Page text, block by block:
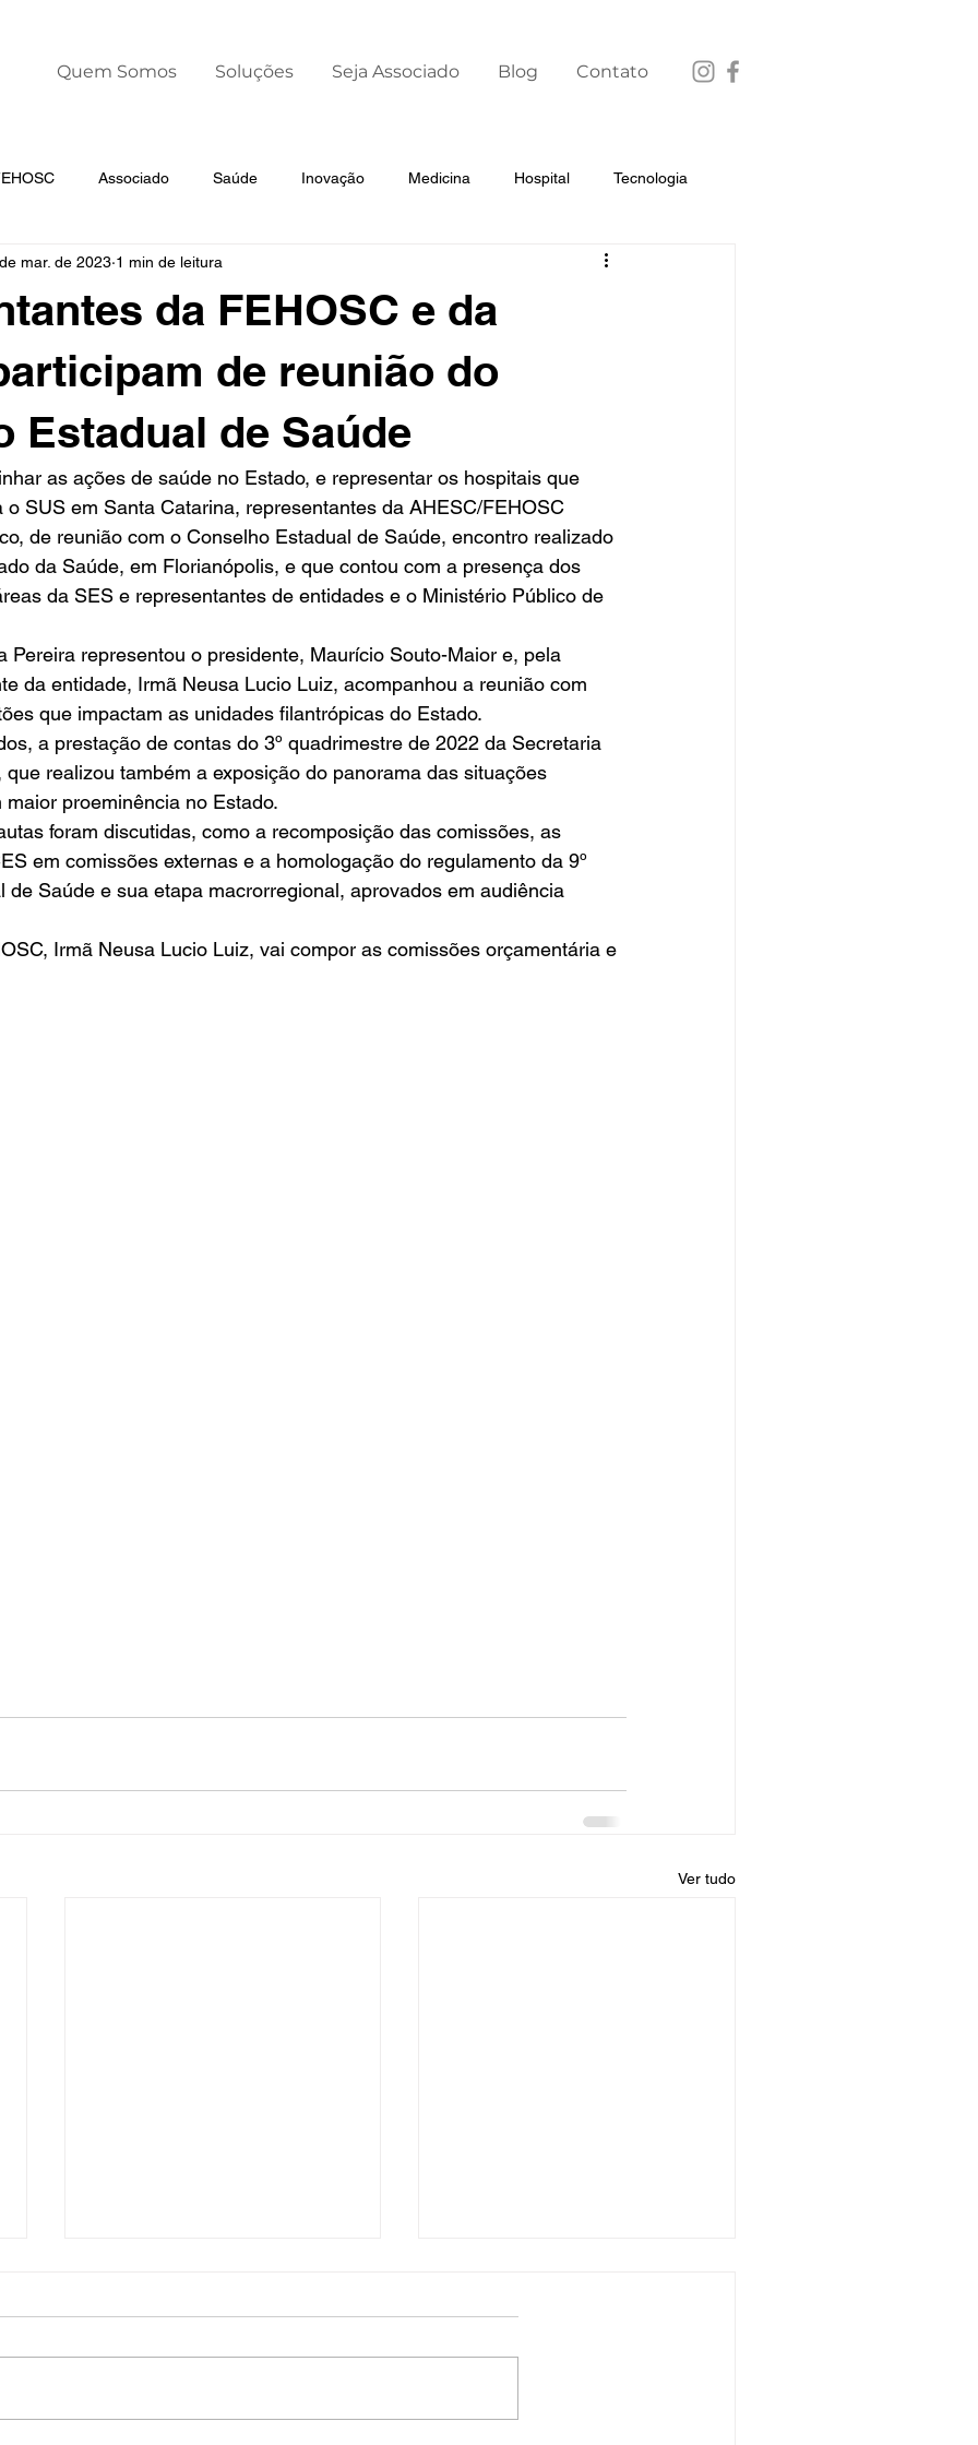
Quem Somos Soluções Seja Associado Blog Contato
Associado Saúde Inovação Medicina Hospital Tecnologia
Liderança Dia Mundial da Prematuridade
da FEHOSC e da
de reunião do
Estadual de Saúde
mar. de 2023 1 min de leitura
as ações de saúde no Estado, e representar os hospitais que
o SUS em Santa Catarina, representantes da AHESC/FEHOSC
de reunião com o Conselho Estadual de Saúde, encontro realizado
da Saúde, em Florianópolis, e que contou com a presença dos
da SES e representantes de entidades e o Ministério Público de
Pereira representou o presidente, Maurício Souto-Maior e, pela
da entidade, Irmã Neusa Lucio Luiz, acompanhou a reunião com
que impactam as unidades filantrópicas do Estado.
a prestação de contas do 3º quadrimestre de 2022 da Secretaria
realizou também a exposição do panorama das situações
proeminência no Estado.
foram discutidas, como a recomposição das comissões, as
em comissões externas e a homologação do regulamento da 9º
de Saúde e sua etapa macrorregional, aprovados em audiência
Irmã Neusa Lucio Luiz, vai compor as comissões orçamentária e
Ver tudo